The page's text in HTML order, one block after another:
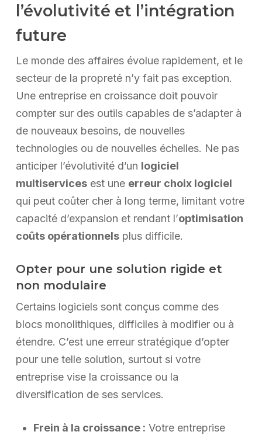
l’évolutivité et l’intégration
future
Le monde des affaires évolue rapidement, et le
secteur de la propreté n’y fait pas exception.
Une entreprise en croissance doit pouvoir
compter sur des outils capables de s’adapter à
de nouveaux besoins, de nouvelles
technologies ou de nouvelles échelles. Ne pas
anticiper l’évolutivité d’un logiciel
multiservicesest une erreur choix logiciel
qui peut coûter cher à long terme, limitant votre
capacité d’expansion et rendant l’optimisation
coûts opérationnelsplus difficile.
Opter pour une solution rigide et
non modulaire
Certains logiciels sont conçus comme des
blocs monolithiques, difficiles à modifier ou à
étendre. C’est une erreur stratégique d’opter
pour une telle solution, surtout si votre
entreprise vise la croissance ou la
diversification de ses services.
Frein à la croissance : Votre entreprise